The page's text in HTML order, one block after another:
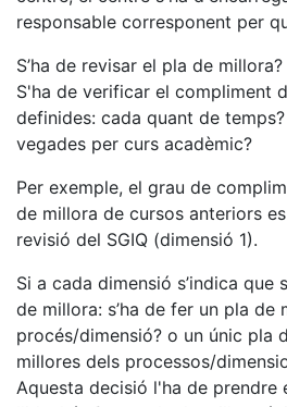
responsable corresponent per
S’ha de revisar el pla de millora?
S'ha de verificar el compliment
definides: cada quant de
vegades per curs acadèmic?
Per exemple, el grau de
de millora de cursos anteriors
revisió del SGIQ (dimensió 1).
Si a cada dimensió s’indica que
de millora: s’ha de fer un pla de
procés/dimensió? o un únic pla
millores dels processos/
Aquesta decisió l'ha de prendre